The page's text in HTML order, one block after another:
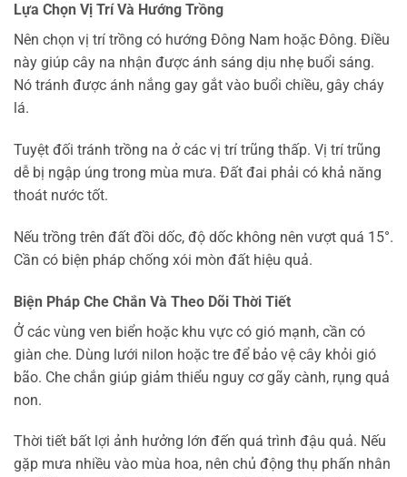
Lựa Chọn Vị Trí Và Hướng Trồng
Nên chọn vị trí trồng có hướng Đông Nam hoặc Đông. Điều
này giúp cây na nhận được ánh sáng dịu nhẹ buổi sáng.
Nó tránh được ánh nắng gay gắt vào buổi chiều, gây cháy
lá.
Tuyệt đối tránh trồng na ở các vị trí trũng thấp. Vị trí trũng
dễ bị ngập úng trong mùa mưa. Đất đai phải có khả năng
thoát nước tốt.
Nếu trồng trên đất đồi dốc, độ dốc không nên vượt quá 15°.
Cần có biện pháp chống xói mòn đất hiệu quả.
Biện Pháp Che Chắn Và Theo Dõi Thời Tiết
Ở các vùng ven biển hoặc khu vực có gió mạnh, cần có
giàn che. Dùng lưới nilon hoặc tre để bảo vệ cây khỏi gió
bão. Che chắn giúp giảm thiểu nguy cơ gãy cành, rụng quả
non.
Thời tiết bất lợi ảnh hưởng lớn đến quá trình đậu quả. Nếu
gặp mưa nhiều vào mùa hoa, nên chủ động thụ phấn nhân